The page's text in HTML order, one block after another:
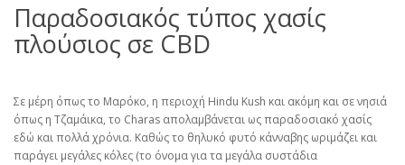
Παραδοσιακός τύπος χασίς
πλούσιος σε CBD
Σε μέρη όπως το Μαρόκο, η περιοχή Hindu Kush και ακόμη και σε νησιά
όπως η Τζαμάικα, το Charas απολαμβάνεται ως παραδοσιακό χασίς
εδώ και πολλά χρόνια. Καθώς το θηλυκό φυτό κάνναβης ωριμάζει και
παράγει μεγάλες κόλες (το όνομα για τα μεγάλα συστάδια